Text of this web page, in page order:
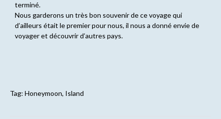
terminé.
Nous garderons un très bon souvenir de ce voyage qui
d’ailleurs était le premier pour nous, il nous a donné envie de
voyager et découvrir d’autres pays.
Tag: Honeymoon, Island